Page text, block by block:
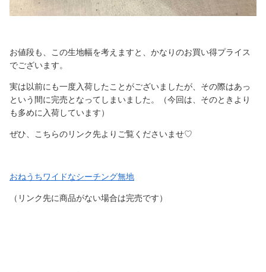
お値段も、この生地幅を考えますと、かなりのお買い得プライス
でございます。
実は以前にも一度入荷したことがございましたが、その際はあっ
という間に完売となってしまいました。（今回は、そのときより
も多めに入荷しています）
ぜひ、こちらのリンク先よりご覧くださいませ♡
おねうちワイドなシーチング無地
（リンク先に商品がない場合は完売です）